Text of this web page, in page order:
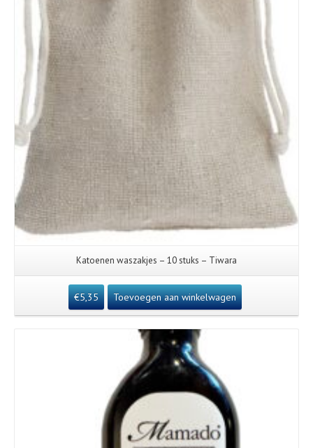
Katoenen waszakjes – 10 stuks – Tiwara
€5,35 Toevoegen aan winkelwagen
Details